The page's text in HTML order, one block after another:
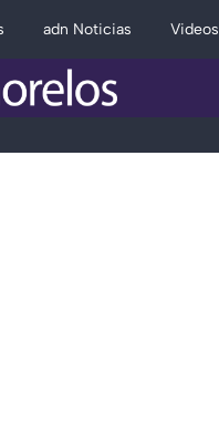
adn Noticias Videos